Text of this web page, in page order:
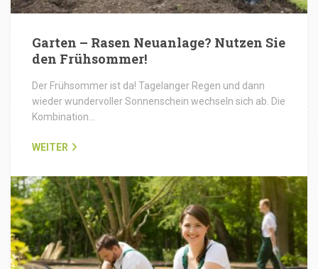
Garten – Rasen Neuanlage? Nutzen Sie
den Frühsommer!
Der Frühsommer ist da! Tagelanger Regen und dann
wieder wundervoller Sonnenschein wechseln sich ab. Die
Kombination…
WEITER